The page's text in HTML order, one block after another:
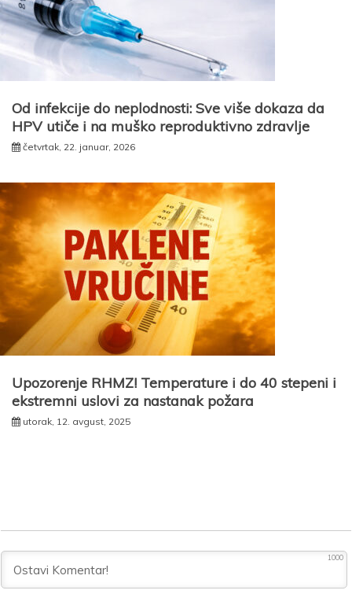
Od infekcije do neplodnosti: Sve više dokaza da
HPV utiče i na muško reproduktivno zdravlje
četvrtak, 22. januar, 2026
Upozorenje RHMZ! Temperature i do 40 stepeni i
ekstremni uslovi za nastanak požara
utorak, 12. avgust, 2025
1000